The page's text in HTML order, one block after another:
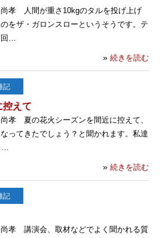
孝 人間が重さ10kgのタルを投げ上げ
をザ・ガロンスローというそうです。テ
回…
» 続きを読む
記
控えて
孝 夏の花火シーズンを間近に控えて、
ってきたでしょう？と聞かれます。私達
…
» 続きを読む
記
孝 講演会、取材などでよく聞かれる質